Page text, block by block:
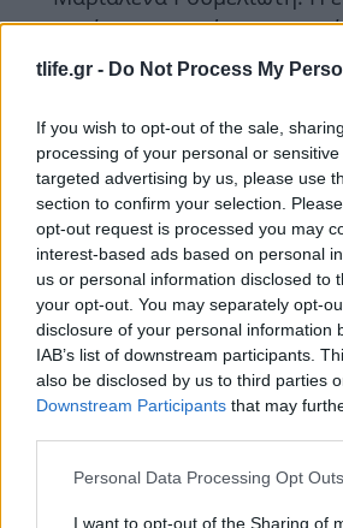
tlife.gr - Do Not Process My
If you wish to opt-out of the sale,
processing of your personal or
targeted advertising by us, please use
section to confirm your selection.
opt-out request is processed you may
interest-based ads based on personal
us or personal information disclosed to
your opt-out. You may separately opt-
disclosure of your personal information
IAB’s list of downstream participants.
also be disclosed by us to third parties
Downstream Participants that may
Please note that this website/app uses
not limited to your visit or usage
Personal Data Processing Opt Outs
I want to opt-out of the Sharing of
μητέρα της μετά την
«Μη μου το κάνεις αυτό,
ΔΙΑΦΗΜΙΣΗ
News